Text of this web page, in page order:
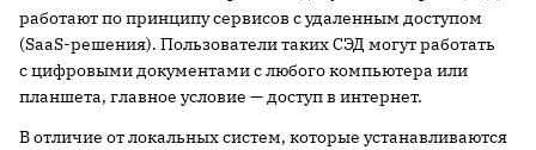
работают по принципу сервисов с удаленным доступом
(SaaS-решения). Пользователи таких СЭД могут работать
с цифровыми документами с любого компьютера или
планшета, главное условие — доступ в интернет.
В отличие от локальных систем, которые устанавливаются